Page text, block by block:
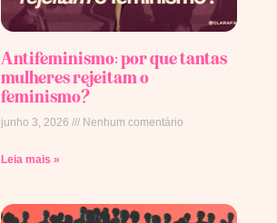
Antifeminismo: por que tantas
mulheres rejeitam o
feminismo?
junho 3, 2026 Nenhum comentário
Leia mais »